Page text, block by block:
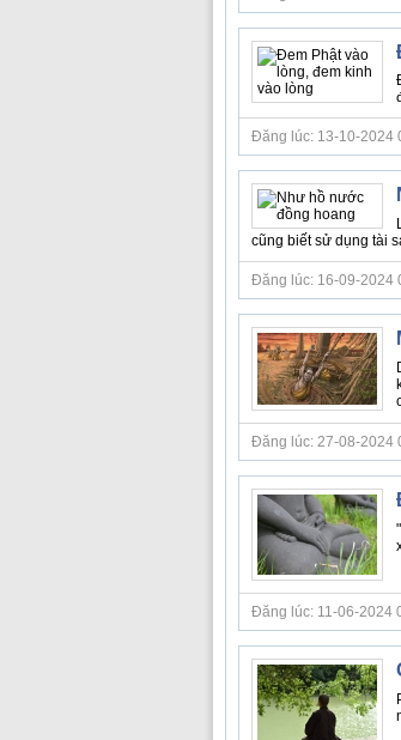
Đăng lúc: 13-10-2024
cũng biết sử dụng tài
Đăng lúc: 16-09-2024
Đăng lúc: 27-08-2024
Đăng lúc: 11-06-2024